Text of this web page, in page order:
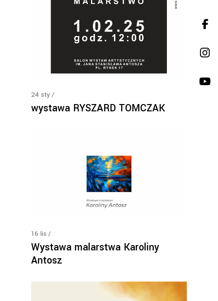
24 sty
wystawa RYSZARD TOMCZAK
16 lis
Wystawa malarstwa Karoliny
Antosz